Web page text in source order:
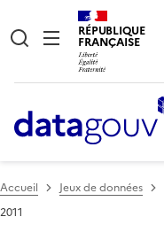
RÉPUBLIQUE
FRANÇAISE
Accueil Jeux de données
2011